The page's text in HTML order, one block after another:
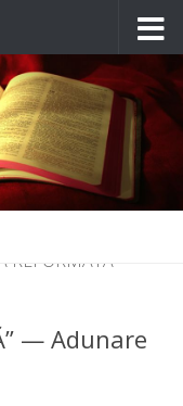
–
— Adunare